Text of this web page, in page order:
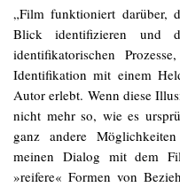
„Film funktioniert darüber,
Blick identifizieren und
identifikatorischen
Identifikation mit einem
Autor erlebt. Wenn diese
nicht mehr so, wie es
ganz andere
meinen Dialog mit dem
»reifere« Formen von